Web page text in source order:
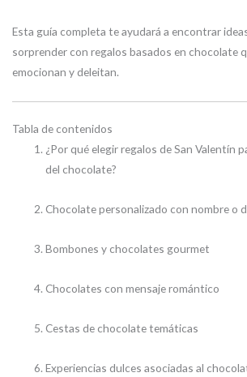
Esta guía completa te ayudará a encontrar
sorprender con regalos basados en chocolate
emocionan y deleitan.
Tabla de contenidos
¿Por qué elegir regalos de San Valentín
del chocolate?
Chocolate personalizado con nombre o
Bombones y chocolates gourmet
Chocolates con mensaje romántico
Cestas de chocolate temáticas
Experiencias dulces asociadas al